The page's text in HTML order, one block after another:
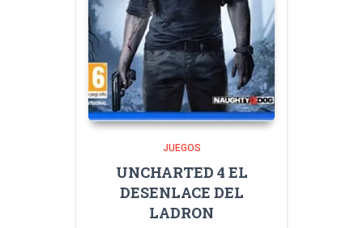
JUEGOS
UNCHARTED 4 EL
DESENLACE DEL
LADRON